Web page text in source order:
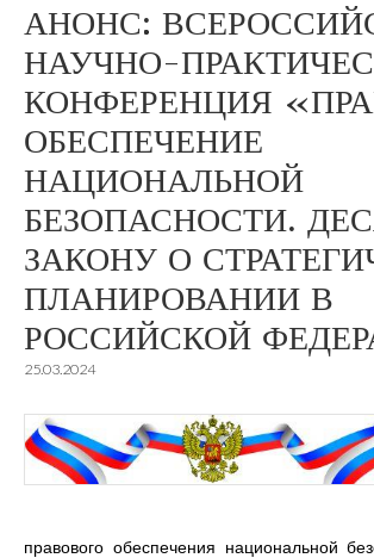
АНОНС:
НАУЧНО-
КОНФЕРЕНЦИЯ
ОБЕСПЕЧЕНИЕ
НАЦИОНАЛЬНОЙ
БЕЗОПАСНОСТИ.
ЗАКОНУ О
ПЛАНИРОВАНИИ В
РОССИЙСКОЙ
25.03.2024
правового обеспечения национальной